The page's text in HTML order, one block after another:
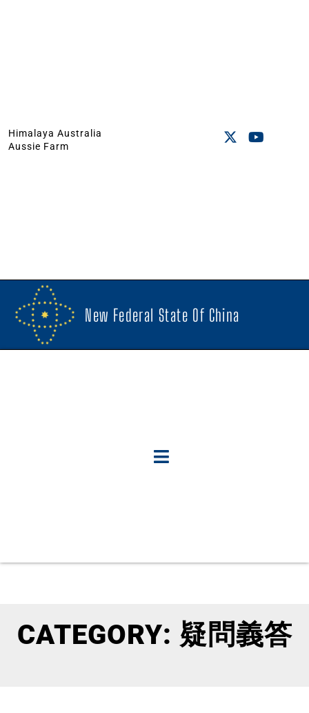
Himalaya Australia
Aussie Farm
New Federal State Of China
CATEGORY: 疑問義答